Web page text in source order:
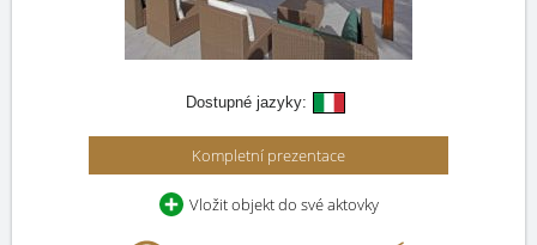
Dostupné jazyky:
Kompletní prezentace
Vložit objekt do své aktovky